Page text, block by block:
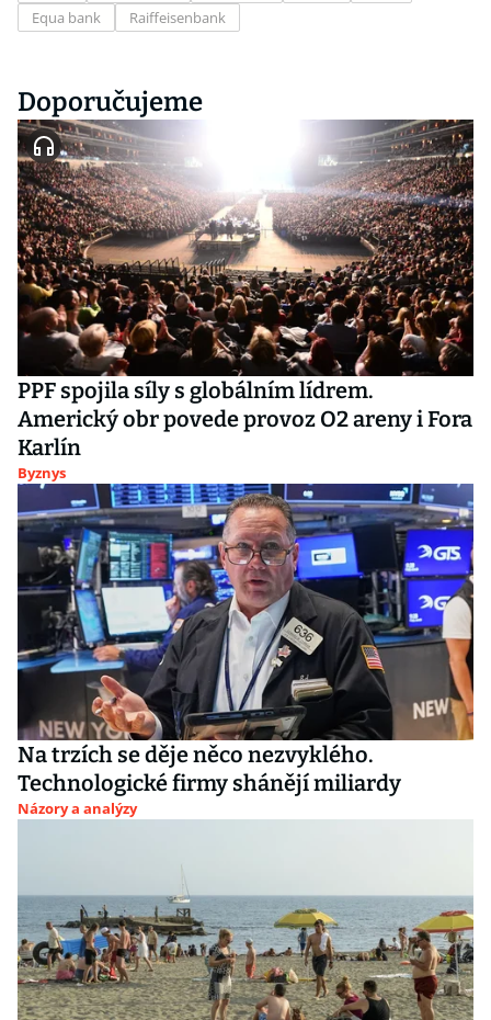
Equa bank
Raiffeisenbank
Doporučujeme
PPF spojila síly s globálním lídrem.
Americký obr povede provoz O2 areny i Fora
Karlín
Byznys
Na trzích se děje něco nezvyklého.
Technologické firmy shánějí miliardy
Názory a analýzy